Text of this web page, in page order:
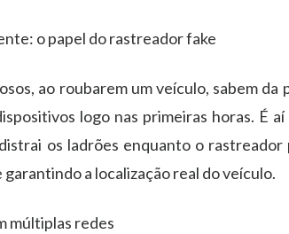
o papel do rastreador fake
ao roubarem um veículo, sabem
logo nas primeiras horas. É
os ladrões enquanto o
a localização real do veículo.
múltiplas redes